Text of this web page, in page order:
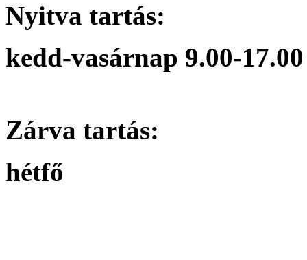
Nyitva tartás:
kedd-vasárnap 9.00-
Zárva tartás:
hétfő